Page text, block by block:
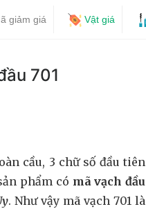
giảm giá Vật giá
701
cầu, 3 chữ số đầu tiên
phẩm có mã vạch đầu
. Như vậy mã vạch 701 là